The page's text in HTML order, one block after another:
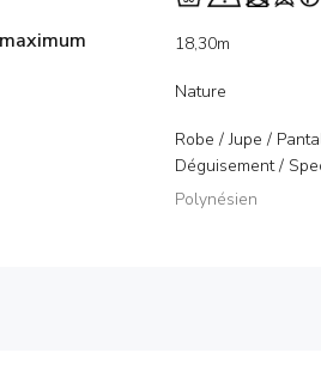
18,30m
Nature
Robe / Jupe /
Déguisement /
Polynésien